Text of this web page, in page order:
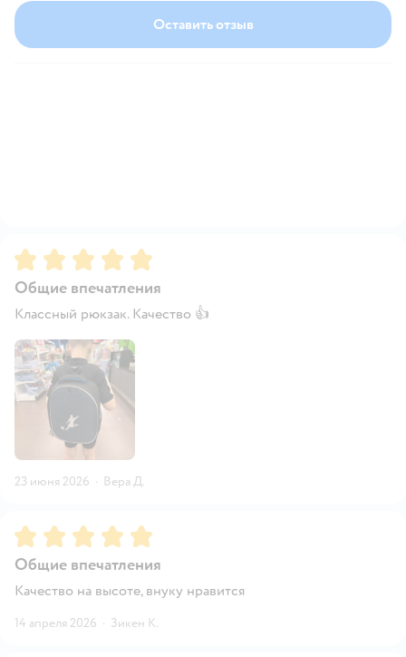
Оставить отзыв
Рейтинг:5
Общие впечатления
Классный рюкзак. Качество 👍
23 июня 2026 · Вера Д.
Рейтинг:5
Общие впечатления
Качество на высоте, внуку нравится
14 апреля 2026 · Зикен К.